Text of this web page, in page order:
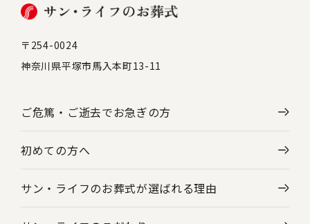
〒254-0024
神奈川県平塚市馬入本町13-11
ご危篤・ご逝去でお急ぎの方
初めての方へ
サン・ライフのお葬式が選ばれる理由